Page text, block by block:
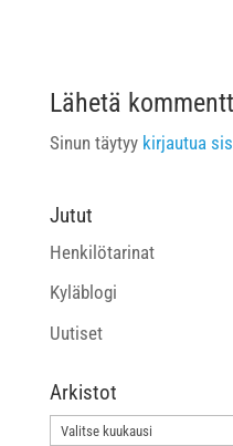
Lähetä
Sinun täytyy kirjautua
Jutut
Henkilötarinat
Kyläblogi
Uutiset
Arkistot
Arkistot